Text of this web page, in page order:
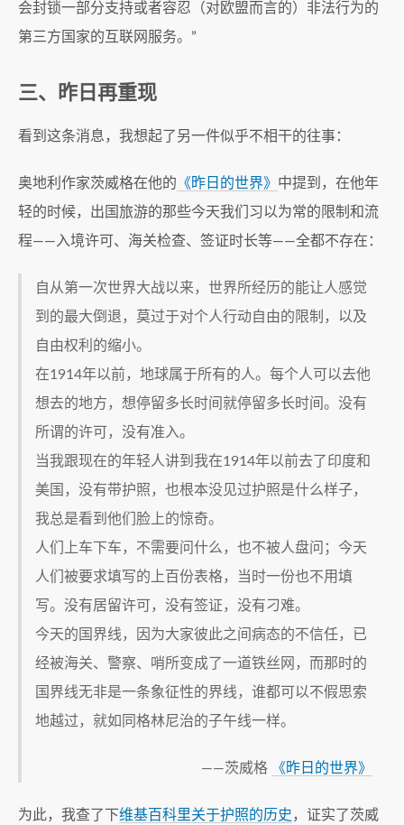
会封锁一部分支持或者容忍（对欧盟而言的）非法行为的
第三方国家的互联网服务。”
三、昨日再重现
看到这条消息，我想起了另一件似乎不相干的往事：
奥地利作家茨威格在他的 《昨日的世界》 中提到，在他年
轻的时候，出国旅游的那些今天我们习以为常的限制和流
程——入境许可、海关检查、签证时长等——全都不存在：
自从第一次世界大战以来，世界所经历的能让人感觉
到的最大倒退，莫过于对个人行动自由的限制，以及
自由权利的缩小。
在1914年以前，地球属于所有的人。每个人可以去他
想去的地方，想停留多长时间就停留多长时间。没有
所谓的许可，没有准入。
当我跟现在的年轻人讲到我在1914年以前去了印度和
美国，没有带护照，也根本没见过护照是什么样子，
我总是看到他们脸上的惊奇。
人们上车下车，不需要问什么，也不被人盘问；今天
人们被要求填写的上百份表格，当时一份也不用填
写。没有居留许可，没有签证，没有刁难。
今天的国界线，因为大家彼此之间病态的不信任，已
经被海关、警察、哨所变成了一道铁丝网，而那时的
国界线无非是一条象征性的界线，谁都可以不假思索
地越过，就如同格林尼治的子午线一样。
——茨威格 《昨日的世界》
为此，我查了下维基百科里关于护照的历史 ，证实了茨威